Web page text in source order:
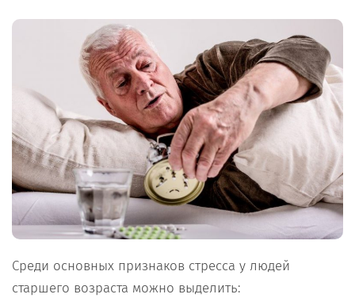
Среди основных признаков стресса у людей
старшего возраста можно выделить: